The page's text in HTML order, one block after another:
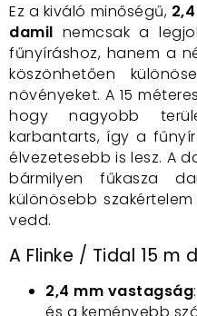
Ez a kiváló minőségű,
damil nemcsak a
fűnyíráshoz, hanem a
köszönhetően
növényeket. A 15
hogy nagyobb
karbantarts, így a
élvezetesebb is lesz. A
bármilyen fűkasza
különösebb
vedd.
A Flinke / Tidal 15 m
2,4 mm vastagság